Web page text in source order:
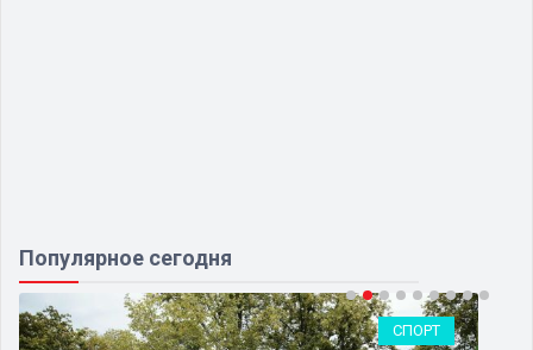
Популярное сегодня
СПОРТ